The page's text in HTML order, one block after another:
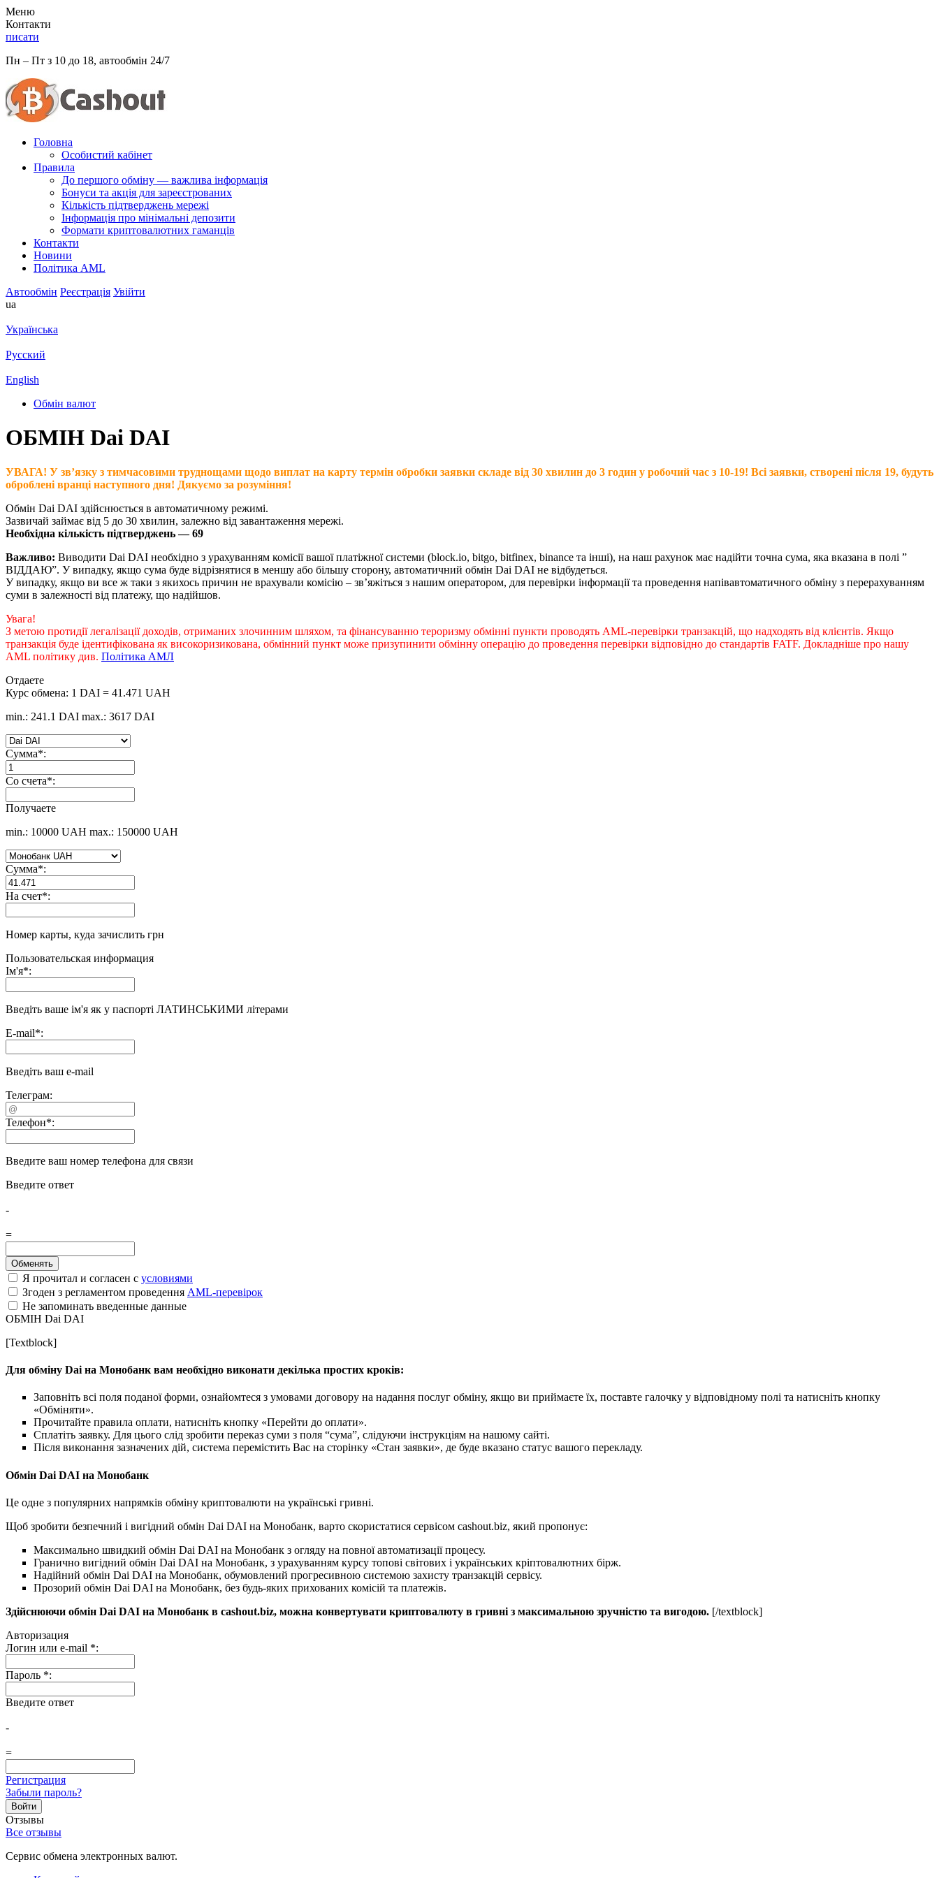
Меню
Контакти
писати
Пн – Пт з 10 до 18, автообмін 24/7
Головна
Особистий кабінет
Правила
До першого обміну — важлива інформація
Бонуси та акція для зареєстрованих
Кількість підтверджень мережі
Інформація про мінімальні депозити
Формати криптовалютних гаманців
Контакти
Новини
Політика AML
Автообмін Реєстрація Увійти
ua
Українська
Русский
English
Обмін валют
ОБМІН Dai DAI
УВАГА! У зв’язку з тимчасовими труднощами щодо виплат на карту термін обробки заявки складе від 30 хвилин до 3 годин у робочий час з 10-19! Всі заявки, створені після 19, будуть
оброблені вранці наступного дня! Дякуємо за розуміння!
Обмін Dai DAI здійснюється в автоматичному режимі.
Зазвичай займає від 5 до 30 хвилин, залежно від завантаження мережі.
Необхідна кількість підтверджень — 69
Важливо: Виводити Dai DAI необхідно з урахуванням комісії вашої платіжної системи (block.io, bitgo, bitfinex, binance та інші), на наш рахунок має надійти точна сума, яка вказана в полі ”
ВІДДАЮ”. У випадку, якщо сума буде відрізнятися в меншу або більшу сторону, автоматичний обмін Dai DAI не відбудеться.
У випадку, якщо ви все ж таки з якихось причин не врахували комісію – зв’яжіться з нашим оператором, для перевірки інформації та проведення напівавтоматичного обміну з перерахуванням
суми в залежності від платежу, що надійшов.
Увага!
З метою протидії легалізації доходів, отриманих злочинним шляхом, та фінансуванню тероризму обмінні пункти проводять AML-перевірки транзакцій, що надходять від клієнтів. Якщо
транзакція буде ідентифікована як високоризикована, обмінний пункт може призупинити обмінну операцію до проведення перевірки відповідно до стандартів FATF. Докладніше про нашу
AML політику див. Політика АМЛ
Отдаете
Курс обмена: 1 DAI = 41.471 UAH
min.: 241.1 DAI max.: 3617 DAI
Сумма*:
Со счета*:
Получаете
min.: 10000 UAH max.: 150000 UAH
Сумма*:
На счет*:
Номер карты, куда зачислить грн
Пользовательская информация
Ім'я*:
Введіть ваше ім'я як у паспорті ЛАТИНСЬКИМИ літерами
E-mail*:
Введіть ваш e-mail
Телеграм:
Телефон*:
Введите ваш номер телефона для связи
Введите ответ
-
=
Я прочитал и согласен с условиями
Згоден з регламентом проведення AML-перевірок
Не запоминать введенные данные
ОБМІН Dai DAI
[Textblock]
Для обміну Dai на Монобанк вам необхідно виконати декілька простих кроків:
Заповніть всі поля поданої форми, ознайомтеся з умовами договору на надання послуг обміну, якщо ви приймаєте їх, поставте галочку у відповідному полі та натисніть кнопку
«Обміняти».
Прочитайте правила оплати, натисніть кнопку «Перейти до оплати».
Сплатіть заявку. Для цього слід зробити переказ суми з поля “сума”, слідуючи інструкціям на нашому сайті.
Після виконання зазначених дій, система перемістить Вас на сторінку «Стан заявки», де буде вказано статус вашого перекладу.
Обмін Dai DAI на Монобанк
Це одне з популярних напрямків обміну криптовалюти на українські гривні.
Щоб зробити безпечний і вигідний обмін Dai DAI на Монобанк, варто скористатися сервісом cashout.biz, який пропонує:
Максимально швидкий обмін Dai DAI на Монобанк з огляду на повної автоматизації процесу.
Гранично вигідний обмін Dai DAI на Монобанк, з урахуванням курсу топові світових і українських кріптовалютних бірж.
Надійний обмін Dai DAI на Монобанк, обумовлений прогресивною системою захисту транзакцій сервісу.
Прозорий обмін Dai DAI на Монобанк, без будь-яких прихованих комісій та платежів.
Здійснюючи обмін Dai DAI на Монобанк в cashout.biz, можна конвертувати криптовалюту в гривні з максимальною зручністю та вигодою. [/textblock]
Авторизация
Логин или e-mail *:
Пароль *:
Введите ответ
-
=
Регистрация
Забыли пароль?
Отзывы
Все отзывы
Сервис обмена электронных валют.